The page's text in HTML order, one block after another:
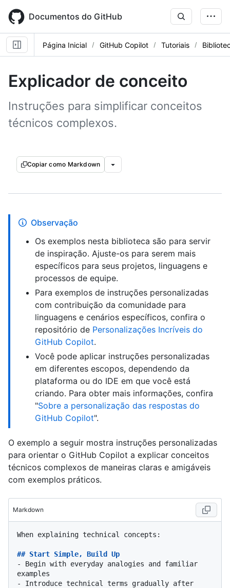
main
content
Documentos do GitHub
Página Inicial GitHub Copilot Tutoriais
Explicador de conceito
Instruções para simplificar conceitos
técnicos complexos.
Copiar como Markdown
Observação
Os exemplos nesta biblioteca são para servir
de inspiração. Ajuste-os para serem mais
específicos para seus projetos, linguagens e
processos de equipe.
Para exemplos de instruções personalizadas
com contribuição da comunidade para
linguagens e cenários específicos, confira o
repositório de Personalizações Incríveis do
GitHub Copilot.
Você pode aplicar instruções personalizadas
em diferentes escopos, dependendo da
plataforma ou do IDE em que você está
criando. Para obter mais informações, confira
"Sobre a personalização das respostas do
GitHub Copilot".
O exemplo a seguir mostra instruções personalizadas
para orientar o GitHub Copilot a explicar conceitos
técnicos complexos de maneiras claras e amigáveis
com exemplos práticos.
Markdown
When explaining technical concepts:
## Start Simple, Build Up
-
Begin with everyday analogies and familiar
-
Introduce technical terms gradually after